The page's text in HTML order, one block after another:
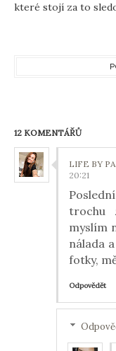
které stojí za to
12 KOMENTÁŘŮ
LIFE BY
20:21
trochu
myslím
nálada
fotky,
Odpovědět